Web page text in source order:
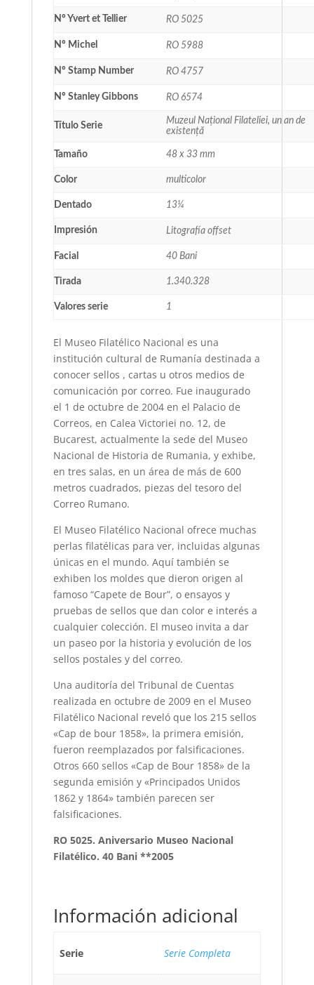
Nº Yvert et Tellier RO 5025
Nº Michel RO 5988
Nº Stamp Number RO 4757
Nº Stanley Gibbons RO 6574
Título Serie
Muzeul Național Filateliei, un an de
existență
Tamaño 48 x 33 mm
Color multicolor
Dentado 13¼
Impresión Litografía offset
Facial 40 Bani
Tirada 1.340.328
Valores serie 1
El Museo Filatélico Nacional es una
institución cultural de Rumanía destinada a
conocer sellos , cartas u otros medios de
comunicación por correo. Fue inaugurado
el 1 de octubre de 2004 en el Palacio de
Correos, en Calea Victoriei no. 12, de
Bucarest, actualmente la sede del Museo
Nacional de Historia de Rumania, y exhibe,
en tres salas, en un área de más de 600
metros cuadrados, piezas del tesoro del
Correo Rumano.
El Museo Filatélico Nacional ofrece muchas
perlas filatélicas para ver, incluidas algunas
únicas en el mundo. Aquí también se
exhiben los moldes que dieron origen al
famoso “Capete de Bour”, o ensayos y
pruebas de sellos que dan color e interés a
cualquier colección. El museo invita a dar
un paseo por la historia y evolución de los
sellos postales y del correo.
Una auditoría del Tribunal de Cuentas
realizada en octubre de 2009 en el Museo
Filatélico Nacional reveló que los 215 sellos
«Cap de bour 1858», la primera emisión,
fueron reemplazados por falsificaciones.
Otros 660 sellos «Cap de Bour 1858» de la
segunda emisión y «Principados Unidos
1862 y 1864» también parecen ser
falsificaciones.
RO 5025. Aniversario Museo Nacional
Filatélico. 40 Bani **2005
Información adicional
Serie Serie Completa